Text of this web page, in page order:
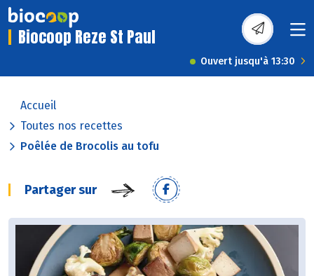
Biocoop Reze St Paul
Ouvert jusqu'à 13:30
Accueil
Toutes nos recettes
Poêlée de Brocolis au tofu
Partager sur